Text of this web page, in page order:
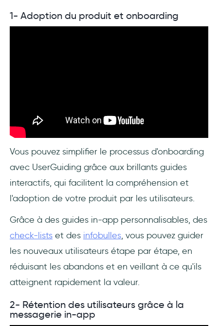
1- Adoption du produit et onboarding
Vous pouvez simplifier le processus d'onboarding
avec UserGuiding grâce aux brillants guides
interactifs, qui facilitent la compréhension et
l'adoption de votre produit par les utilisateurs.
Grâce à des guides in-app personnalisables, des
check-lists et des infobulles, vous pouvez guider
les nouveaux utilisateurs étape par étape, en
réduisant les abandons et en veillant à ce qu'ils
atteignent rapidement la valeur.
2- Rétention des utilisateurs grâce à la
messagerie in-app